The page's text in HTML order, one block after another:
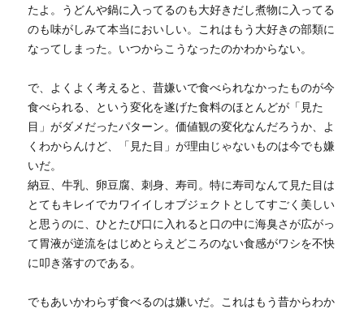
たよ。うどんや鍋に入ってるのも大好きだし煮物に入ってる
のも味がしみて本当においしい。これはもう大好きの部類に
なってしまった。いつからこうなったのかわからない。
で、よくよく考えると、昔嫌いで食べられなかったものが今
食べられる、という変化を遂げた食料のほとんどが「見た
目」がダメだったパターン。価値観の変化なんだろうか、よ
くわからんけど、「見た目」が理由じゃないものは今でも嫌
いだ。
納豆、牛乳、卵豆腐、刺身、寿司。特に寿司なんて見た目は
とてもキレイでカワイイしオブジェクトとしてすごく美しい
と思うのに、ひとたび口に入れると口の中に海臭さが広がっ
て胃液が逆流をはじめとらえどころのない食感がワシを不快
に叩き落すのである。
でもあいかわらず食べるのは嫌いだ。これはもう昔からわか